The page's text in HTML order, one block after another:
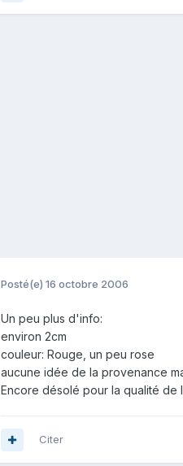
Posté(e) 16 octobre 2006
Un peu plus d'info:
environ 2cm
couleur: Rouge, un peu rose
aucune idée de la provenance
Encore désolé pour la qualité de
Citer